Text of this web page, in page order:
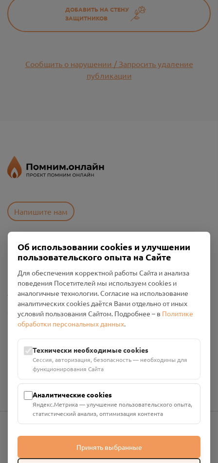
ДОБАВИТЬ НА СТЕНУ
ЗАЩИТНИКОВ
Сообщить о нарушении / Запросить удаление
публикации
Напишите нам
Пользовательское соглашение
Политика конфиденциальности
Промо-материалы
Настройки cookies
Общество с ограниченной ответственностью «Смоленский
Проект Помним»
Юридический адрес: 216790, Смоленская область, р-н
Руднянский, г. Рудня, улица Западная, д. 26А, пом. 18
Номер счёта: 40702810901130004287 в АО "АЛЬФА-БАНК"
Кор. счёт: 30101810200000000593
info@pomnim.online
Об использовании cookies и улучшении
пользовательского опыта на Сайте
Для обеспечения корректной работы Сайта и анализа
поведения Посетителей мы используем cookies и
аналогичные технологии. Согласие на использование
аналитических cookies даётся Вами отдельно от иных
условий пользования Сайтом. Подробнее – в Политике
обработки персональных данных.
Технически необходимые cookies
Сессия, авторизация, безопасность — необходимы для
функционирования Сайта
Аналитические cookies
Яндекс.Метрика — улучшение пользовательского опыта,
статистический анализ, оптимизация контента
Принять выбранные